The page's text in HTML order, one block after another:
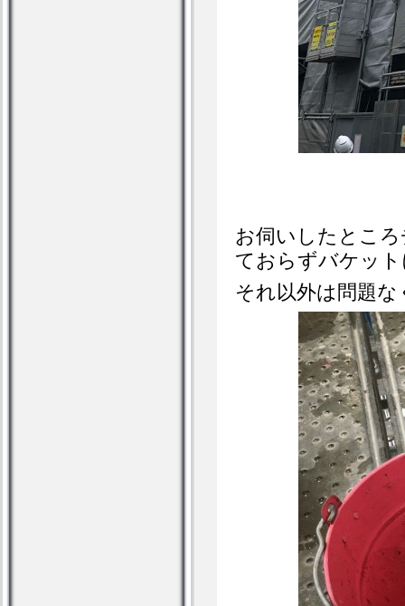
お伺いしたとこ
ておらずバケッ
それ以外は問題